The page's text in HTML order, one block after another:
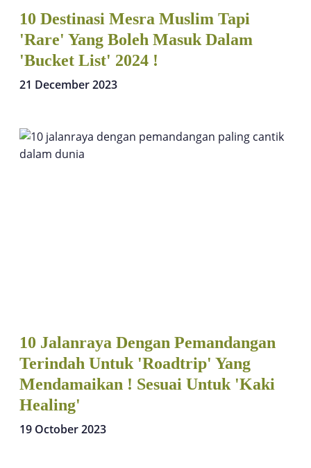
10 Destinasi Mesra Muslim Tapi
'Rare' Yang Boleh Masuk Dalam
'Bucket List' 2024 !
21 December 2023
10 Jalanraya Dengan Pemandangan
Terindah Untuk 'Roadtrip' Yang
Mendamaikan ! Sesuai Untuk 'Kaki
Healing'
19 October 2023